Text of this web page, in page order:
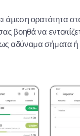
άμεση ορατότητα
βοηθά να
αδύναμα σήματα ή